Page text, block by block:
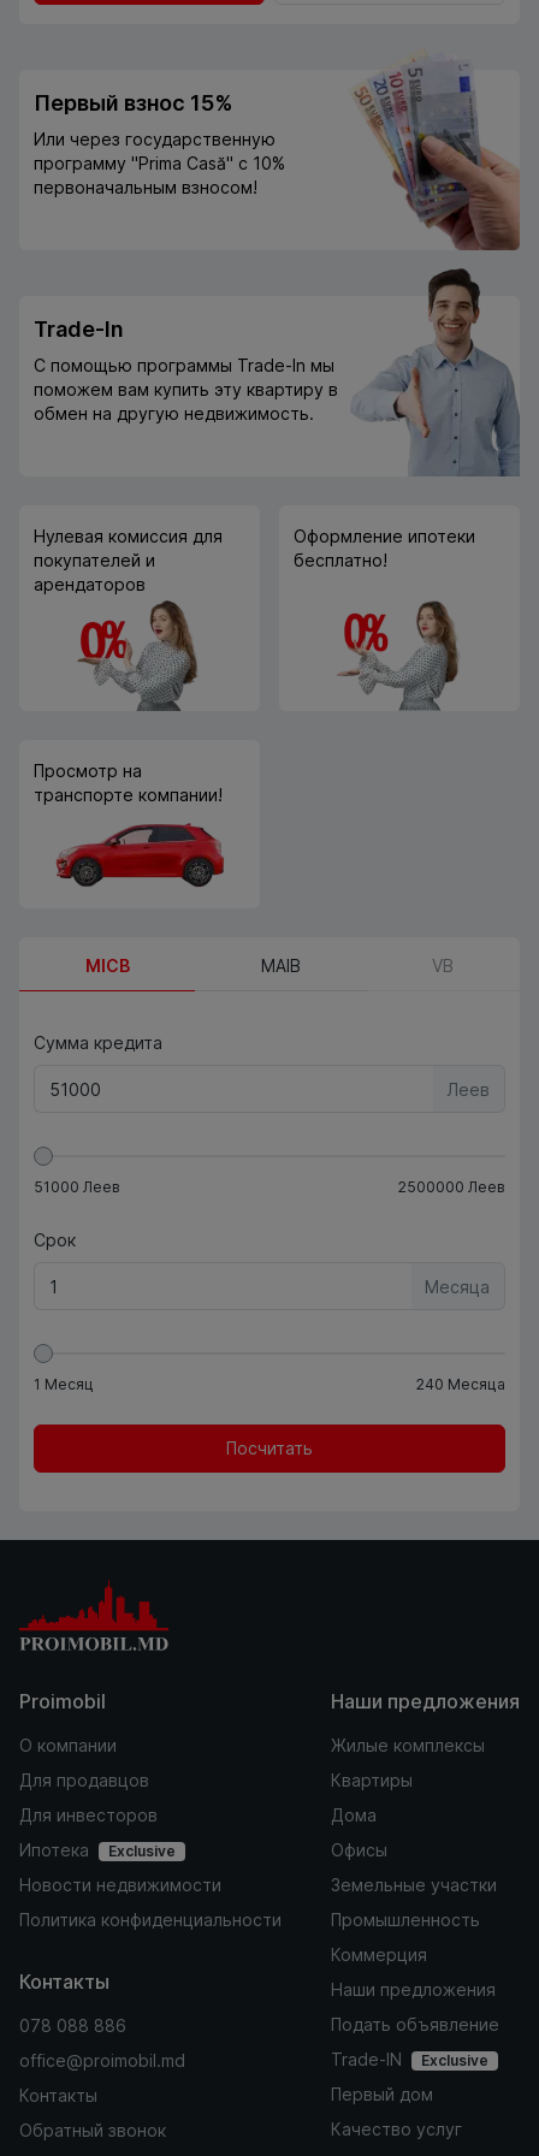
Первый взнос 15%
Или через государственную
программу "Prima Casă" с 10%
первоначальным взносом!
Trade-In
С помощью программы Trade-In мы
поможем вам купить эту квартиру в
обмен на другую недвижимость.
Нулевая комиссия для
покупателей и
арендаторов
Оформление ипотеки
бесплатно!
Просмотр на
транспорте компании!
MICB MAIB VB
Сумма кредита
Леев
51000 Леев 2500000 Леев
Срок
Месяца
1 Месяц 240 Месяца
Посчитать
Proimobil
О компании
Для продавцов
Для инвесторов
Ипотека
Exclusive
Новости недвижимости
Политика конфиденциальности
Наши предложения
Жилые комплексы
Квартиры
Дома
Офисы
Земельные участки
Промышленность
Коммерция
Наши предложения
Подать объявление
Trade-IN
Exclusive
Первый дом
Качество услуг
Контакты
078 088 886
office@proimobil.md
Контакты
Обратный звонок